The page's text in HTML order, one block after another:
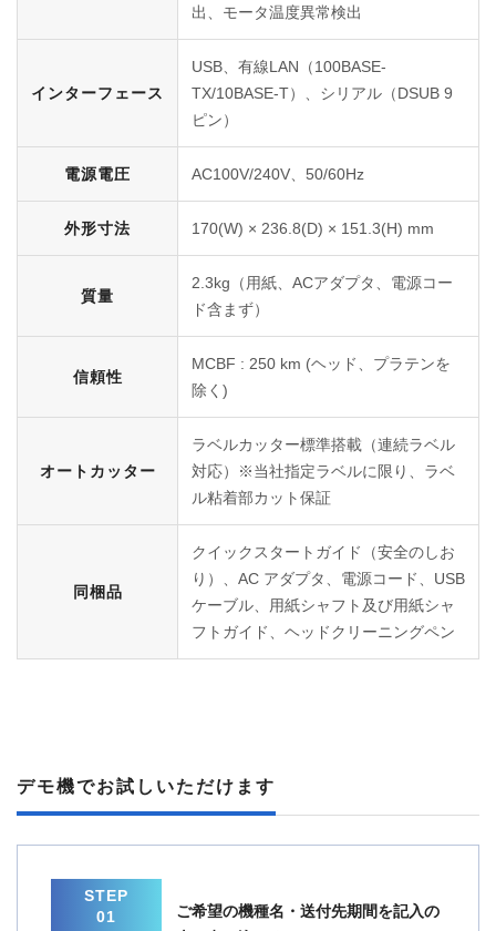
出、モータ温度異常検出
インターフェース
USB、有線LAN（100BASE-
TX/10BASE-T）、シリアル（DSUB 9
ピン）
電源電圧 AC100V/240V、50/60Hz
外形寸法 170(W) × 236.8(D) × 151.3(H) mm
質量
2.3kg（用紙、ACアダプタ、電源コー
ド含まず）
信頼性
MCBF : 250 km (ヘッド、プラテンを
除く)
オートカッター
ラベルカッター標準搭載（連続ラベル
対応）※当社指定ラベルに限り、ラベ
ル粘着部カット保証
同梱品
クイックスタートガイド（安全のしお
り）、AC アダプタ、電源コード、USB
ケーブル、用紙シャフト及び用紙シャ
フトガイド、ヘッドクリーニングペン
デモ機でお試しいただけます
STEP
01
ご希望の機種名・送付先期間を記入の